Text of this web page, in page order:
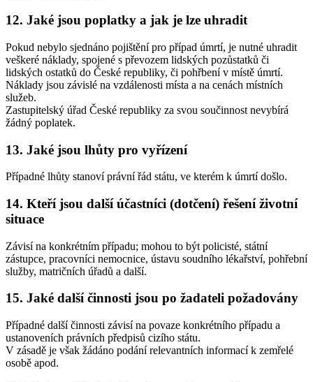
12. Jaké jsou poplatky a jak je lze uhradit
Pokud nebylo sjednáno pojištění pro případ úmrtí, je nutné uhradit
veškeré náklady, spojené s převozem lidských pozůstatků či
lidských ostatků do České republiky, či pohřbení v místě úmrtí.
Náklady jsou závislé na vzdálenosti místa a na cenách místních
služeb.
Zastupitelský úřad České republiky za svou součinnost nevybírá
žádný poplatek.
13. Jaké jsou lhůty pro vyřízení
Případné lhůty stanoví právní řád státu, ve kterém k úmrtí došlo.
14. Kteří jsou další účastníci (dotčení) řešení životní
situace
Závisí na konkrétním případu; mohou to být policisté, státní
zástupce, pracovníci nemocnice, ústavu soudního lékařství, pohřební
služby, matričních úřadů a další.
15. Jaké další činnosti jsou po žadateli požadovány
Případné další činnosti závisí na povaze konkrétního případu a
ustanoveních právních předpisů cizího státu.
V zásadě je však žádáno podání relevantních informací k zemřelé
osobě apod.